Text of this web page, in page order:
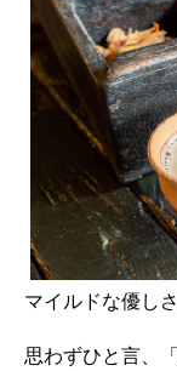
マイルドな優し
思わずひと言、